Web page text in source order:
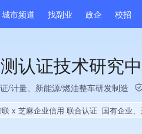
城市频道 找副业 政企 校招
认证技术研究
/计量、新能源/燃油整车研发制造
联 x 芝麻企业信用 联合认证 国有企业、天使轮融资、高新技术企业、省级企业技术中心、省级工程技